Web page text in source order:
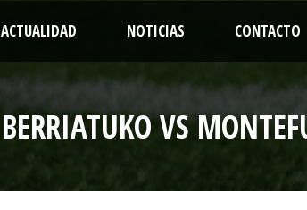
ACTUALIDAD NOTICIAS CONTACTO
BERRIATUKO VS